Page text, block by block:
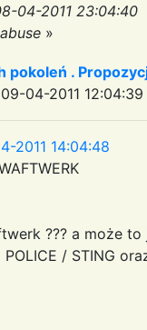
04-2011 23:04:40
»
pokoleń .
09-04-2011 12:04:39
2011 14:04:48
??? a może
/ STING